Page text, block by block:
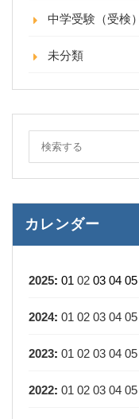
中学受験（受検
未分類
カレンダー
2025: 01 02 03 04 05
2024: 01 02 03 04 05
2023: 01 02 03 04 05
2022: 01 02 03 04 05